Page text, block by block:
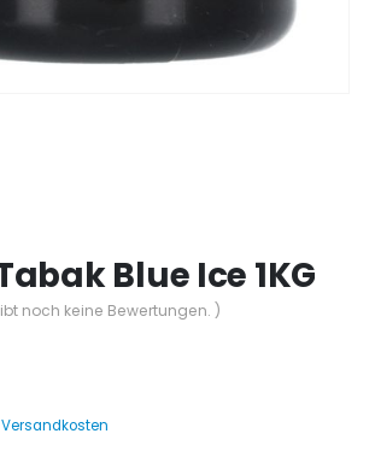
Blue Ice 1KG
noch keine Bewertungen. )
Versandkosten